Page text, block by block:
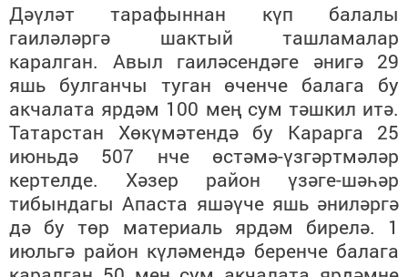
Дәүләт тарафыннан күп балалы
гаиләләргә шактый ташламалар
каралган. Авыл гаиләсендәге әнигә 29
яшь булганчы туган өченче балага бу
акчалата ярдәм 100 мең сум тәшкил итә.
Татарстан Хөкүмәтендә бу Карарга 25
июньдә 507 нче өстәмә-үзгәртмәләр
кертелде. Хәзер район үзәге-шәһәр
тибындагы Апаста яшәүче яшь әниләргә
дә бу төр материаль ярдәм бирелә. 1
июльгә район күләмендә беренче балага